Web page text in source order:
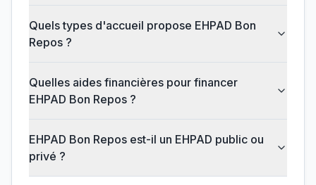
Quels types d'accueil propose EHPAD Bon
Repos ?
Quelles aides financières pour financer
EHPAD Bon Repos ?
EHPAD Bon Repos est-il un EHPAD public ou
privé ?